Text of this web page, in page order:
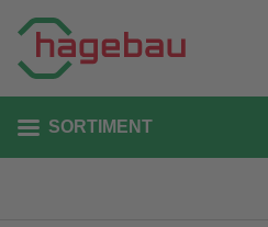
SORTIMENT